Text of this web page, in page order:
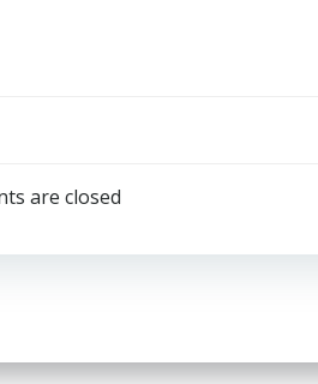
navigation
are closed